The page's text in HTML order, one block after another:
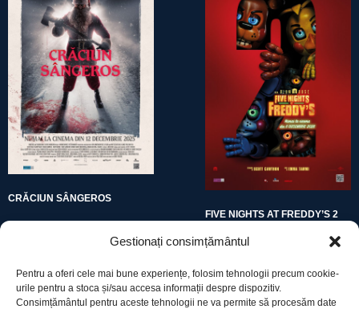
Gestionați consimțământul
Pentru a oferi cele mai bune experiențe, folosim tehnologii precum cookie-
urile pentru a stoca și/sau accesa informații despre dispozitiv.
Consimțământul pentru aceste tehnologii ne va permite să procesăm date
CRĂCIUN SÂNGEROS
FIVE NIGHTS AT FREDDY’S 2